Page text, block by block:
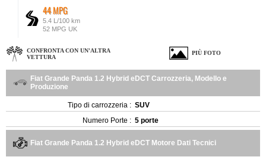
44 MPG
5.4 L/100 km
52 MPG UK
CONFRONTA CON UN'ALTRA
VETTURA
PIÙ FOTO
Fiat Grande Panda 1.2 Hybrid eDCT Carrozzeria, Modello e
Produzione
Tipo di carrozzeria : SUV
Numero Porte : 5 porte
Fiat Grande Panda 1.2 Hybrid eDCT Motore Dati Tecnici